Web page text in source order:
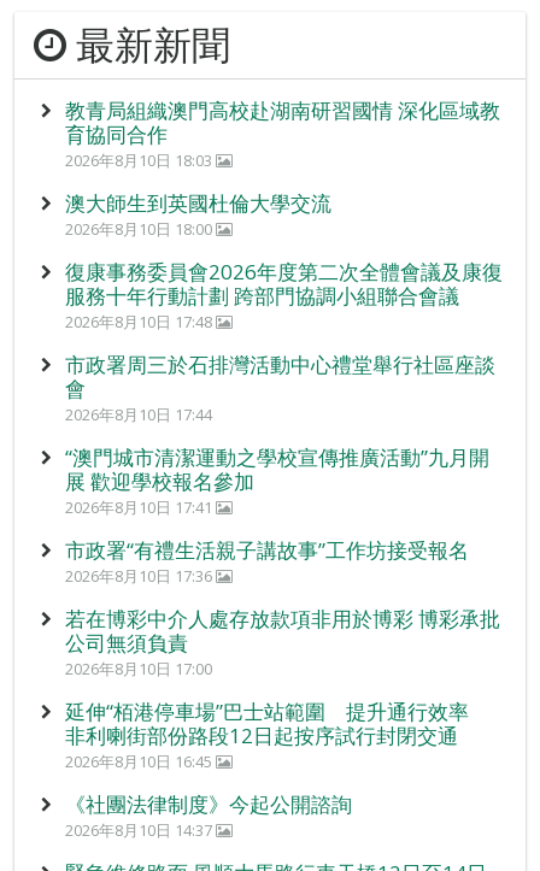
最新新聞
教青局組織澳門高校赴湖南研習國情 深化區域教
育協同合作
2026年8月10日 18:03
澳大師生到英國杜倫大學交流
2026年8月10日 18:00
復康事務委員會2026年度第二次全體會議及康復
服務十年行動計劃 跨部門協調小組聯合會議
2026年8月10日 17:48
市政署周三於石排灣活動中心禮堂舉行社區座談
會
2026年8月10日 17:44
“澳門城市清潔運動之學校宣傳推廣活動”九月開
展 歡迎學校報名參加
2026年8月10日 17:41
市政署“有禮生活親子講故事”工作坊接受報名
2026年8月10日 17:36
若在博彩中介人處存放款項非用於博彩 博彩承批
公司無須負責
2026年8月10日 17:00
延伸“栢港停車場”巴士站範圍 提升通行效率
非利喇街部份路段12日起按序試行封閉交通
2026年8月10日 16:45
《社團法律制度》今起公開諮詢
2026年8月10日 14:37